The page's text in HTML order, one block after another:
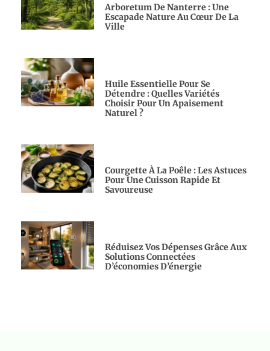
Arboretum De Nanterre : Une
Escapade Nature Au Cœur De La
Ville
Huile Essentielle Pour Se
Détendre : Quelles Variétés
Choisir Pour Un Apaisement
Naturel ?
Courgette À La Poêle : Les Astuces
Pour Une Cuisson Rapide Et
Savoureuse
Réduisez Vos Dépenses Grâce Aux
Solutions Connectées
D’économies D’énergie